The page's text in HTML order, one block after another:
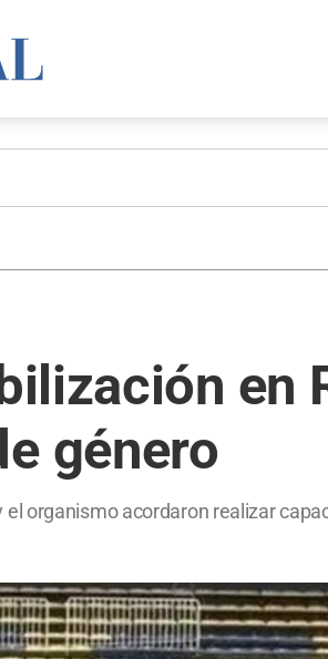
en
género
organismo acordaron realizar